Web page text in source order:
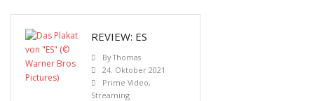
REVIEW: ES
ByThomas
24. Oktober 2021
Prime Video,
Streaming